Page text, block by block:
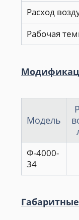
Расход
Рабочая
Модель
Ф-4000-
34